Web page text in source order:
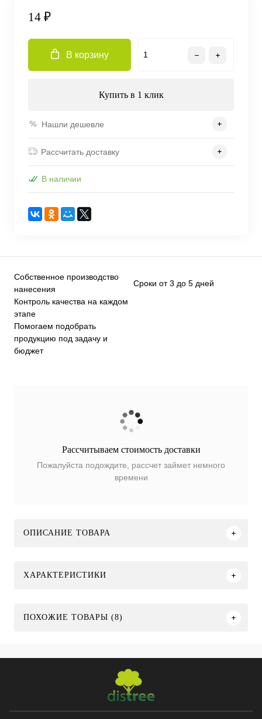
14 ₽
В корзину
Купить в 1 клик
Нашли дешевле
Рассчитать доставку
В наличии
Собственное производство
нанесения
Сроки от 3 до 5 дней
Контроль качества на каждом
этапе
Помогаем подобрать
продукцию под задачу и
бюджет
Рассчитываем стоимость доставки
Пожалуйста подождите, рассчет займет немного
времени
ОПИСАНИЕ ТОВАРА
ХАРАКТЕРИСТИКИ
ПОХОЖИЕ ТОВАРЫ (8)